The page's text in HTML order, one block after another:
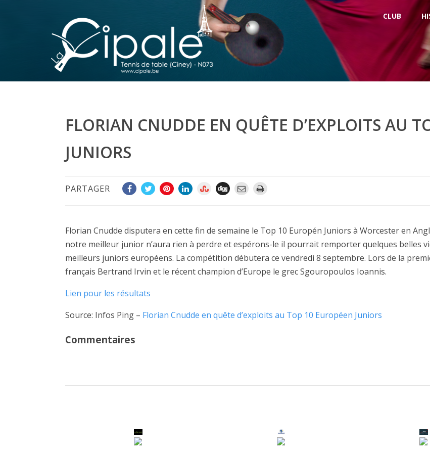
CLUB
FLORIAN CNUDDE EN QUÊTE D’EXPLOITS AU
JUNIORS
PARTAGER
Florian Cnudde disputera en cette fin de semaine le Top 10 Europén Juniors à Worcester en
notre meilleur junior n’aura rien à perdre et espérons-le il pourrait remporter quelques belles
meilleurs juniors européens. La compétition débutera ce vendredi 8 septembre. Lors de la
français Bertrand Irvin et le récent champion d’Europe le grec Sgouropoulos Ioannis.
Lien pour les résultats
Source: Infos Ping – Florian Cnudde en quête d’exploits au Top 10 Européen Juniors
Commentaires